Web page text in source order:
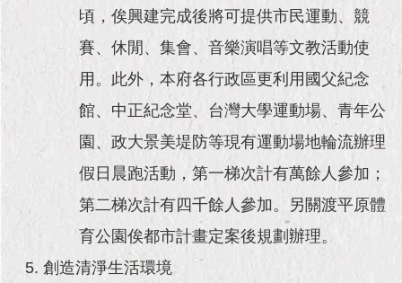
頃，俟興建完成後將可提供市民運動、競
賽、休閒、集會、音樂演唱等文教活動使
用。此外，本府各行政區更利用國父紀念
館、中正紀念堂、台灣大學運動場、青年公
園、政大景美堤防等現有運動場地輪流辦理
假日晨跑活動，第一梯次計有萬餘人參加；
第二梯次計有四千餘人參加。另關渡平原體
育公園俟都市計畫定案後規劃辦理。
創造清淨生活環境